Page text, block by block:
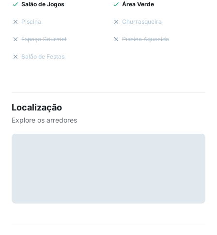
Salão de Jogos Área Verde
Piscina Churrasqueira
Espaço Gourmet Piscina Aquecida
Salão de Festas
Localização
Explore os arredores